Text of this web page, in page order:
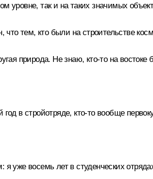
уровне, так и на таких значимых
что тем, кто были на строительстве
природа. Не знаю, кто‑то на востоке
в стройотряде, кто‑то вообще
уже восемь лет в студенческих